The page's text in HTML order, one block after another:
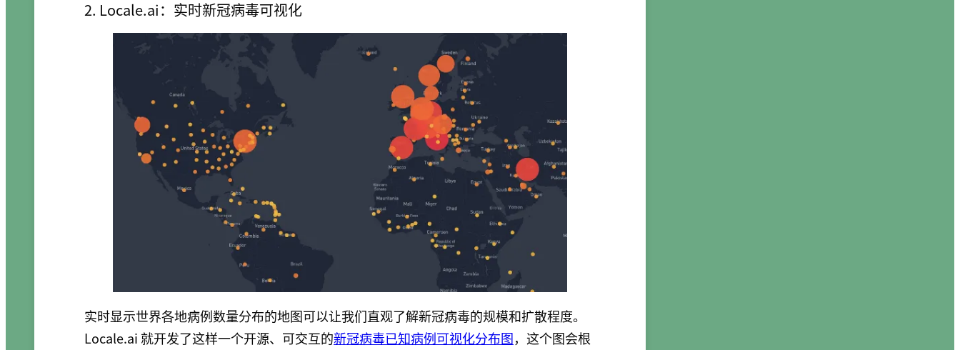
2. Locale.ai：实时新冠病毒可视化
实时显示世界各地病例数量分布的地图可以让我们直观了解新冠病毒的规模和扩散程度。
Locale.ai 就开发了这样一个开源、可交互的新冠病毒已知病例可视化分布图，这个图会根